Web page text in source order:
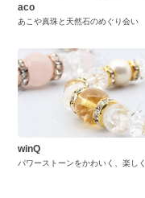
aco
あこや真珠と天然石のめぐり会い
winQ
パワーストーンをかわいく、楽しく